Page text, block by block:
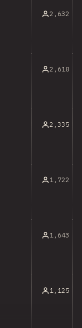
2,632
2,610
2,335
1,722
1,643
1,125